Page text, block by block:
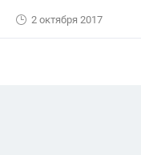
2 октября 2017